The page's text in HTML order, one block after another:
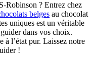
Robinson ? Entrez chez
belges au chocolat
uniques est un véritable
dans vos choix.
à l’état pur. Laissez notre
!